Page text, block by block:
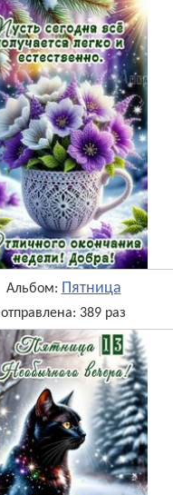
Альбом: Пятница
отправлена: 389 раз